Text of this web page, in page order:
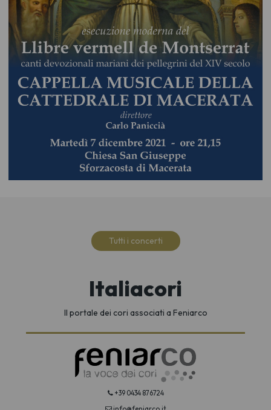
Tutti i concerti
Italiacori
Il portale dei cori associati a Feniarco
+39 0434 876724